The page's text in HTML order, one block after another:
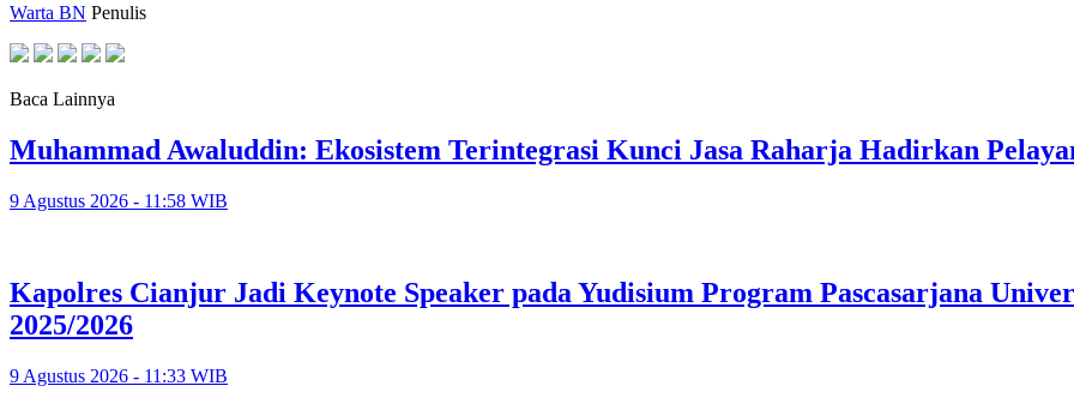
Warta BN Penulis
Baca Lainnya
Muhammad Awaluddin: Ekosistem Terintegrasi Kunci Jasa Raharja Hadirkan
9 Agustus 2026 - 11:58 WIB
Kapolres Cianjur Jadi Keynote Speaker pada Yudisium Program Pascasarjana
2025/2026
9 Agustus 2026 - 11:33 WIB